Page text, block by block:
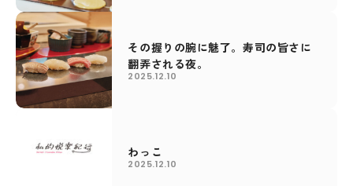
その握りの腕に魅了。寿司の旨さに
翻弄される夜。
2025.12.10
わっこ
2025.12.10